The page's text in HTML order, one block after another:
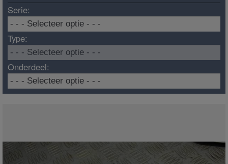
Serie:
Type:
Onderdeel: